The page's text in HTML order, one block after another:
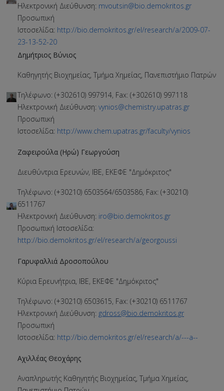
Ηλεκτρονική Διεύθυνση: mvoutsin@bio.demokritos.gr
Προσωπική
Ιστοσελίδα: http://bio.demokritos.gr/el/research/a/2009-07-
23-13-52-20
Δημήτριος Βύνιος
Καθηγητής Βιοχημείας, Τμήμα Χημείας, Πανεπιστήμιο Πατρών
Τηλέφωνο: (+302610) 997914, Fax: (+302610) 997118
Ηλεκτρονική Διεύθυνση: vynios@chemistry.upatras.gr
Προσωπική
Ιστοσελίδα: http://www.chem.upatras.gr/faculty/vynios
Zαφειρούλα (Ηρώ) Γεωργούση
Διευθύντρια Ερευνών, ΙΒΕ, ΕΚΕΦΕ "Δημόκριτος"
Τηλέφωνο: (+30210) 6503564/6503586, Fax: (+30210)
6511767
Ηλεκτρονική Διεύθυνση: iro@bio.demokritos.gr
Προσωπική Ιστοσελίδα:
http://bio.demokritos.gr/el/research/a/georgoussi
Γαρυφαλλιά Δροσοπούλου
Κύρια Ερευνήτρια, ΙΒΕ, ΕΚΕΦΕ "Δημόκριτος"
Τηλέφωνο: (+30210) 6503615, Fax: (+30210) 6511767
Ηλεκτρονική Διεύθυνση: gdross@bio.demokritos.gr
Προσωπική
Ιστοσελίδα: http://bio.demokritos.gr/el/research/a/---a--
Αχιλλέας Θεοχάρης
Αναπληρωτής Καθηγητής Βιοχημείας, Τμήμα Χημείας,